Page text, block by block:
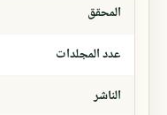
المحقق
عدد المجلدات
الناشر